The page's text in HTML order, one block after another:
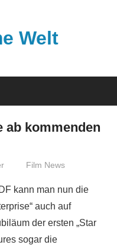
Welt
ab kommenden
Film News
kann man nun die
auch auf
der ersten „Star
sogar die